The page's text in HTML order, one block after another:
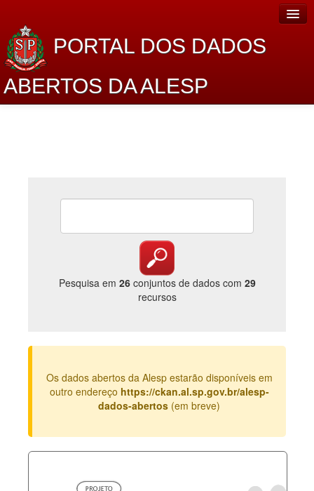
PORTAL DOS DADOS
ABERTOS DA ALESP
Lei de Acesso à Informação
Catálogo de dados
Legislação
Perguntas frequentes
Pesquisa em 26conjuntos de dados com 29
recursos
Os dados abertos da Alesp estarão disponíveis em
outro endereço https://ckan.al.sp.gov.br/alesp-
dados-abertos (em breve)